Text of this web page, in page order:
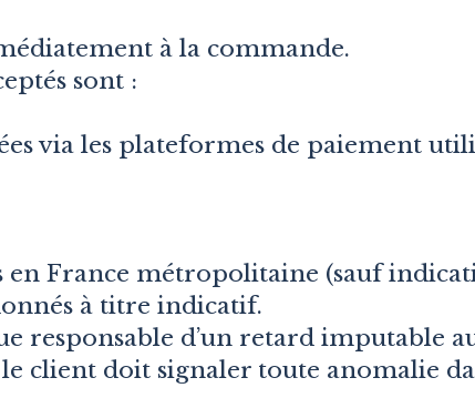
à la commande.
sont :
via les plateformes de paiement
en France métropolitaine (sauf
à titre indicatif.
responsable d’un retard imputable
client doit signaler toute anomalie